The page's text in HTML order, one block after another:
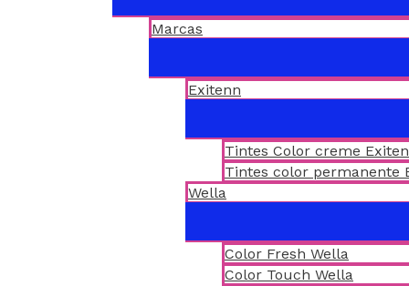
Marcas
Exitenn
Tintes Color creme
Tintes color permanente
Wella
Color Fresh Wella
Color Touch Wella